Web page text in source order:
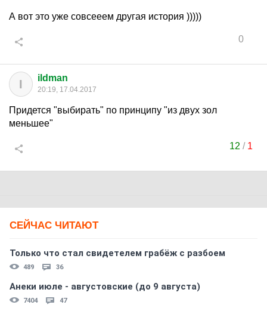
А вот это уже совсееем другая история )))))
0
I ildman
20:19, 17.04.2017
Придется "выбирать" по принципу "из двух зол
меньшее"
12 / 1
СЕЙЧАС ЧИТАЮТ
Только что стал свидетелем грабёж с разбоем
489 36
Анеки июле - августовские (до 9 августа)
7404 47